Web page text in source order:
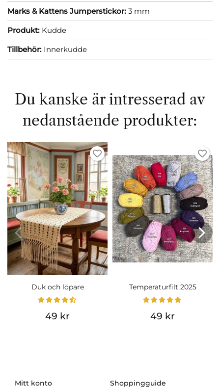
Marks & Kattens Jumperstickor: 3 mm
Produkt: Kudde
Tillbehör: Innerkudde
Du kanske är intresserad av
nedanstående produkter:
Duk och löpare
49 kr
Temperaturfilt 2025
49 kr
Mitt konto Shoppingguide